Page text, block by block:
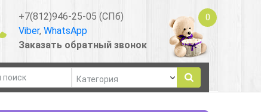
+7(812)946-25-05 (СПб)
Viber, WhatsApp
Заказать обратный звонок
0